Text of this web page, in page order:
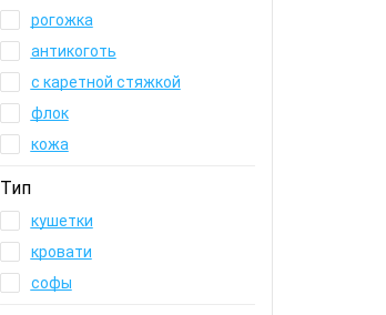
рогожка
антикоготь
с каретной стяжкой
флок
кожа
Тип
кушетки
кровати
софы